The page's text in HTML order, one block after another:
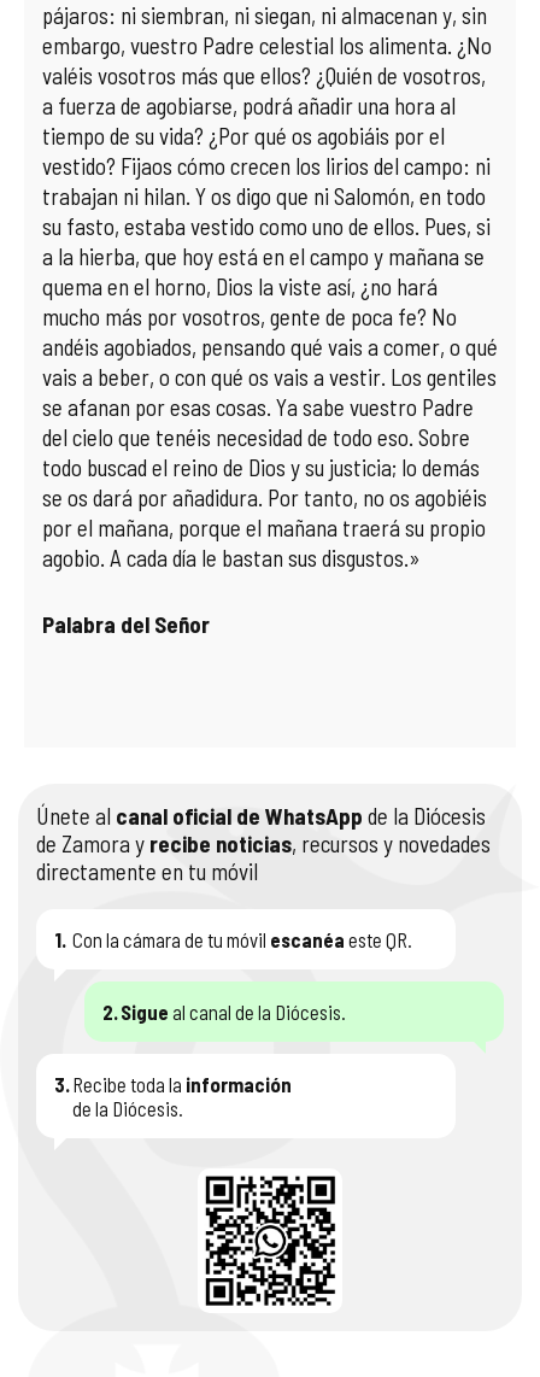
pájaros: ni siembran, ni siegan, ni almacenan y, sin
embargo, vuestro Padre celestial los alimenta. ¿No
valéis vosotros más que ellos? ¿Quién de vosotros,
a fuerza de agobiarse, podrá añadir una hora al
tiempo de su vida? ¿Por qué os agobiáis por el
vestido? Fijaos cómo crecen los lirios del campo: ni
trabajan ni hilan. Y os digo que ni Salomón, en todo
su fasto, estaba vestido como uno de ellos. Pues, si
a la hierba, que hoy está en el campo y mañana se
quema en el horno, Dios la viste así, ¿no hará
mucho más por vosotros, gente de poca fe? No
andéis agobiados, pensando qué vais a comer, o qué
vais a beber, o con qué os vais a vestir. Los gentiles
se afanan por esas cosas. Ya sabe vuestro Padre
del cielo que tenéis necesidad de todo eso. Sobre
todo buscad el reino de Dios y su justicia; lo demás
se os dará por añadidura. Por tanto, no os agobiéis
por el mañana, porque el mañana traerá su propio
agobio. A cada día le bastan sus disgustos.»
Palabra del Señor
Únete al canal oficial de WhatsApp de la Diócesis
de Zamora y recibe noticias, recursos y novedades
directamente en tu móvil
1. Con la cámara de tu móvil escanéa este QR.
2.Sigue al canal de la Diócesis.
3.Recibe toda la información
de la Diócesis.